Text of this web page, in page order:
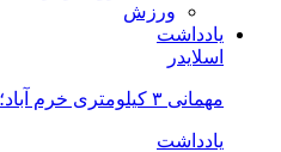
ورزش
یادداشت
اسلایدر
مهمانی ۳ کیلومتری خرم آباد؛ کاری بزرگ با چند نقد کوچک
یادداشت